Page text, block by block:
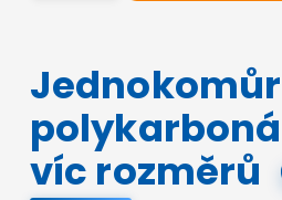
víc rozměrů